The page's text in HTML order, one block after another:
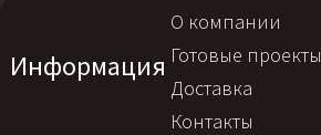
Информация
О компании
Готовые проекты
Доставка
Контакты